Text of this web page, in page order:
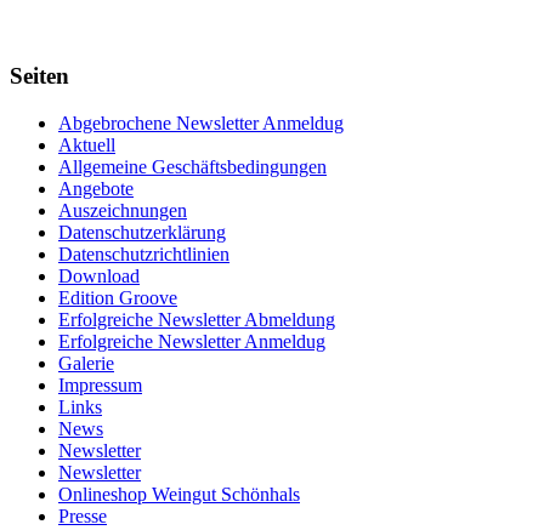
Seiten
Abgebrochene Newsletter Anmeldug
Aktuell
Allgemeine Geschäftsbedingungen
Angebote
Auszeichnungen
Datenschutzerklärung
Datenschutzrichtlinien
Download
Edition Groove
Erfolgreiche Newsletter Abmeldung
Erfolgreiche Newsletter Anmeldug
Galerie
Impressum
Links
News
Newsletter
Newsletter
Onlineshop Weingut Schönhals
Presse